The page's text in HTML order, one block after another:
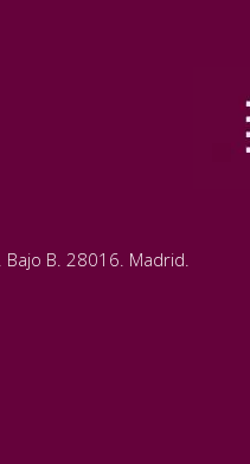
Bajo B. 28016. Madrid.